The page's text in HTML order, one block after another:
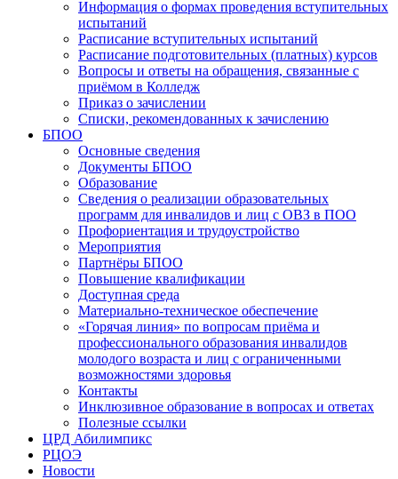
Информация о формах проведения вступительных
испытаний
Расписание вступительных испытаний
Расписание подготовительных (платных) курсов
Вопросы и ответы на обращения, связанные с
приёмом в Колледж
Приказ о зачислении
Списки, рекомендованных к зачислению
БПОО
Основные сведения
Документы БПОО
Образование
Сведения о реализации образовательных
программ для инвалидов и лиц с ОВЗ в ПОО
Профориентация и трудоустройство
Мероприятия
Партнёры БПОО
Повышение квалификации
Доступная среда
Материально-техническое обеспечение
«Горячая линия» по вопросам приёма и
профессионального образования инвалидов
молодого возраста и лиц с ограниченными
возможностями здоровья
Контакты
Инклюзивное образование в вопросах и ответах
Полезные ссылки
ЦРД Абилимпикс
РЦОЭ
Новости